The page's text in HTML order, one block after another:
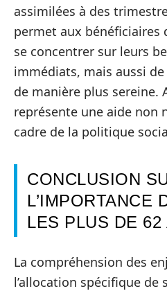
assimilées à des
permet aux bénéficiaires
se concentrer sur leurs
immédiats, mais aussi
de manière plus sereine.
représente une aide non
cadre de la politique
CONCLUSION
L’IMPORTANCE
LES PLUS DE 62
La compréhension des
l’allocation spécifique de